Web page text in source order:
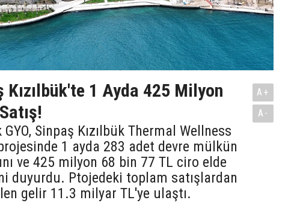
Kızılbük'te 1 Ayda 425 Milyon
GYO, Sinpaş Kızılbük Thermal Wellness
1 ayda 283 adet devre mülkün
ve 425 milyon 68 bin 77 TL ciro elde
duyurdu. Ptojedeki toplam satışlardan
gelir 11.3 milyar TL'ye ulaştı.
A+
A-